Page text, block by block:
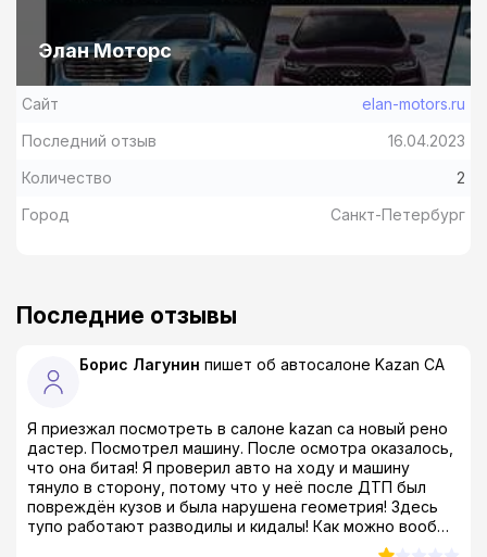
Элан Моторс
Сайт
elan-motors.ru
Последний отзыв
16.04.2023
Количество
2
Город
Санкт-Петербург
Последние отзывы
Борис Лагунин пишет об автосалоне Kazan CA
Я приезжал посмотреть в салоне kazan ca новый рено
дастер. Посмотрел машину. После осмотра оказалось,
что она битая! Я проверил авто на ходу и машину
тянуло в сторону, потому что у неё после ДТП был
повреждён кузов и была нарушена геометрия! Здесь
тупо работают разводилы и кидалы! Как можно вообще
продавать такой тотал?! Я был просто в шоке! даже в